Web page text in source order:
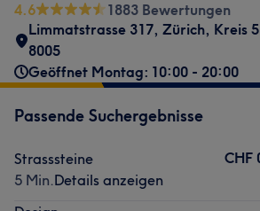
4.6
1883 Bewertungen
Limmatstrasse 317, Zürich, Kreis
8005
Geöffnet Montag: 10:00 - 20:00
Passende Suchergebnisse
Strasssteine
5 Min.Details anzeigen
CHF